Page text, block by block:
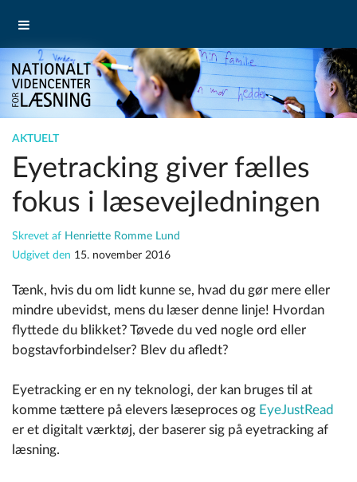
AKTUELT
Eyetracking giver fælles
fokus i læsevejledningen
Skrevet af Henriette Romme Lund
Udgivet den 15. november 2016
Tænk, hvis du om lidt kunne se, hvad du gør mere eller
mindre ubevidst, mens du læser denne linje! Hvordan
flyttede du blikket? Tøvede du ved nogle ord eller
bogstavforbindelser? Blev du afledt?
Eyetracking er en ny teknologi, der kan bruges til at
komme tættere på elevers læseproces og EyeJustRead
er et digitalt værktøj, der baserer sig på eyetracking af
læsning.